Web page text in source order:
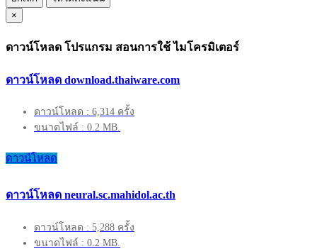
×
ดาวน์โหลด โปรแกรม สอนการใช้ ไมโครมิเตอร์
ดาวน์โหลด download.thaiware.com
ดาวน์โหลด : 6,314 ครั้ง
ขนาดไฟล์ : 0.2 MB.
ดาวน์โหลด
ดาวน์โหลด neural.sc.mahidol.ac.th
ดาวน์โหลด : 5,288 ครั้ง
ขนาดไฟล์ : 0.2 MB.